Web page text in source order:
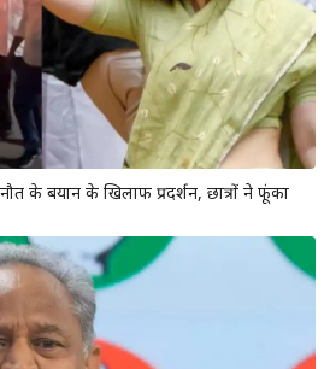
के बयान के खिलाफ प्रदर्शन, छात्रों ने फूंका